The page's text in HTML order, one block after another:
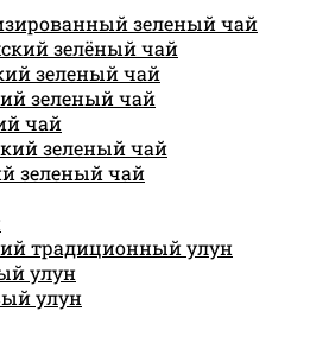
зеленый чай
зелёный чай
зеленый чай
зеленый чай
чай
зеленый чай
зеленый чай
традиционный улун
улун
улун